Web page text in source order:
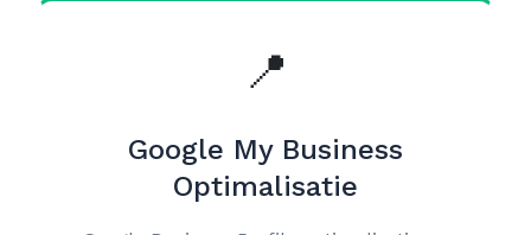
📍
Google My Business
Optimalisatie